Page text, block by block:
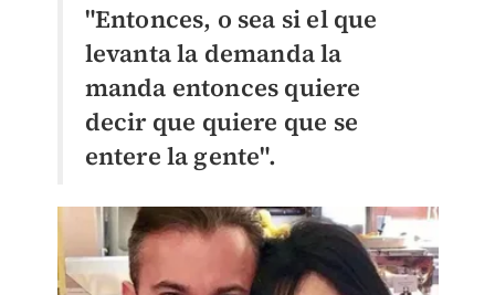
"Entonces, o sea si el que
levanta la demanda la
manda entonces quiere
decir que quiere que se
entere la gente".